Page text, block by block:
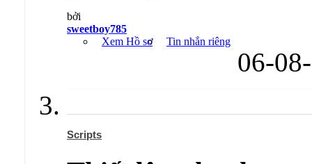
bởi
sweetboy785
Xem Hồ sơ
Tin nhắn riêng
06-
Scripts